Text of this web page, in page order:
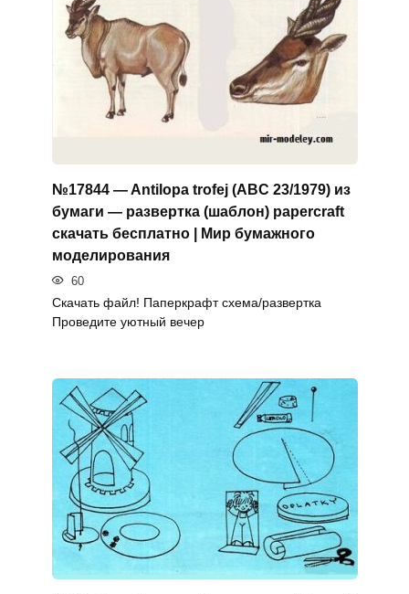
№17844 — Antilopa trofej (ABC 23/1979) из
бумаги — развертка (шаблон) papercraft
скачать бесплатно | Мир бумажного
моделирования
60
Скачать файл! Паперкрафт схема/развертка
Проведите уютный вечер